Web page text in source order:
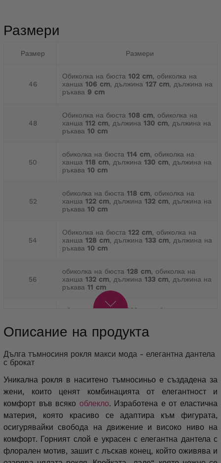
Размери
Размер Размери
46
Обиколка на бюста 102 cm, обиколка на
ханша 106 cm, дължина 127 cm, дължина на
ръкава 9 cm
48
Обиколка на бюста 108 cm, обиколка на
ханша 112 cm, дължина 130 cm, дължина на
ръкава 10 cm
50
обиколка на бюста 114 cm, обиколка на
ханша 118 cm, дължина 130 cm, дължина на
ръкава 10 cm
52
обиколка на бюста 118 cm, обиколка на
ханша 122 cm, дължина 132 cm, дължина на
ръкава 10 cm
54
Обиколка на бюста 122 cm, обиколка на
ханша 128 cm, дължина 133 cm, дължина на
ръкава 10 cm
56
обиколка на бюста 128 cm, обиколка на
ханша 132 cm, дължина 133 cm, дължина на
ръкава 11 cm
обиколка на бюста 132 cm
, обиколка на
60
ханша 144 cm, дължина 135 cm, дължина на
Описание на продукта
Дълга тъмносиня рокля макси мода - елегантна дантела
с брокат
Уникална рокля в наситено тъмносиньо е създадена за
жени, които ценят комбинацията от елегантност и
комфорт във всяко облекло. Изработена е от еластична
материя, която красиво се адаптира към фигурата,
осигурявайки свобода на движение и високо ниво на
комфорт. Горният слой е украсен с елегантна дантела с
флорален мотив, зашит с лъскав конец, който оживява и